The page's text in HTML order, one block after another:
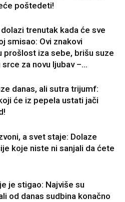
poštedeti!
trenutak kada će sve
smisao: Ovi znakovi
prošlost iza sebe, brišu suze
za novu ljubav –...
danas, ali sutra trijumf:
će iz pepela ustati jači
a svet staje: Dolaze
koje niste ni sanjali da ćete
je stigao: Najviše su
od danas sudbina konačno